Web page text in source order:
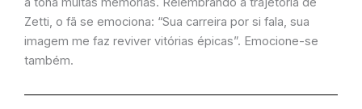
Zetti, o fã se emociona: “Sua carreira por si fala, sua
imagem me faz reviver vitórias épicas”. Emocione-se
também.